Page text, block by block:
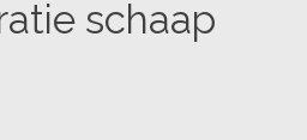
schaap